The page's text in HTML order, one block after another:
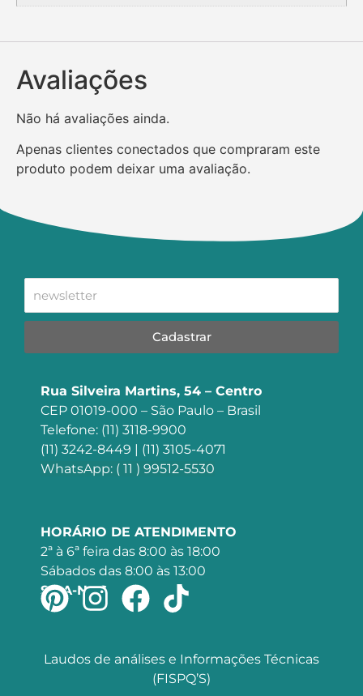
Avaliações
Não há avaliações ainda.
Apenas clientes conectados que compraram este
produto podem deixar uma avaliação.
Cadastrar
Rua Silveira Martins, 54 – Centro
CEP 01019-000 – São Paulo – Brasil
Telefone: (11) 3118-9900
(11) 3242-8449 | (11) 3105-4071
WhatsApp: ( 11 ) 99512-5530
HORÁRIO DE ATENDIMENTO
2ª à 6ª feira das 8:00 às 18:00
Sábados das 8:00 às 13:00
SIGA-NOS
Laudos de análises e Informações Técnicas
(FISPQ’S)